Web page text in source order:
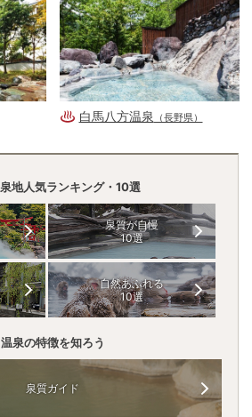
白馬八方温泉 （長野県）
地人気ランキング・10選
泉質が自慢
10選
自然あふれる
10選
温泉の特徴を知ろう
泉質ガイド